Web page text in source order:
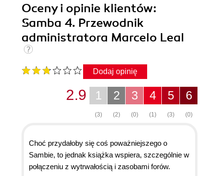
Oceny i opinie klientów:
Samba 4. Przewodnik
administratora Marcelo Leal
Dodaj opinię
6
(0)
5
(3)
4
(1)
3
(0)
2
(2)
1
(3)
2.9
Choć przydałoby się coś poważniejszego o
Sambie, to jednak książka wspiera, szczególnie w
połączeniu z wytrwałością i zasobami forów.